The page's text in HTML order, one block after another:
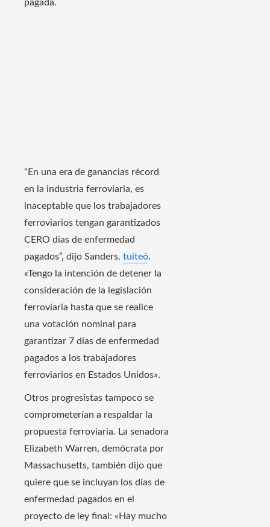
pagada.
“En una era de ganancias récord
en la industria ferroviaria, es
inaceptable que los trabajadores
ferroviarios tengan garantizados
CERO días de enfermedad
pagados”, dijo Sanders. tuiteó.
«Tengo la intención de detener la
consideración de la legislación
ferroviaria hasta que se realice
una votación nominal para
garantizar 7 días de enfermedad
pagados a los trabajadores
ferroviarios en Estados Unidos».
Otros progresistas tampoco se
comprometerían a respaldar la
propuesta ferroviaria. La senadora
Elizabeth Warren, demócrata por
Massachusetts, también dijo que
quiere que se incluyan los días de
enfermedad pagados en el
proyecto de ley final: «Hay mucho